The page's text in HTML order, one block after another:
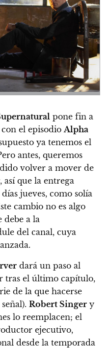
pone fin a
con el episodioAlpha
ya tenemos el
antes, queremos
volver a mover de
, así que la entrega
jueves, como solía
cambio no es algo
debe a la
del canal, cuya
dará un paso al
tras el último capítulo,
de la que hacerse
Robert Singer y
lo reemplacen; el
ejecutivo,
desde la temporada